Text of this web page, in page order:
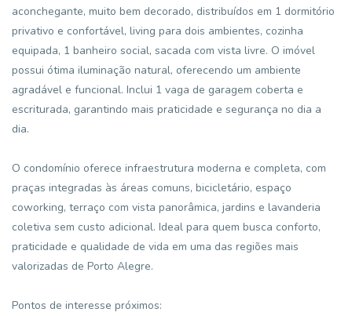
aconchegante, muito bem decorado, distribuídos em 1 dormitório
privativo e confortável, living para dois ambientes, cozinha
equipada, 1 banheiro social, sacada com vista livre. O imóvel
possui ótima iluminação natural, oferecendo um ambiente
agradável e funcional. Inclui 1 vaga de garagem coberta e
escriturada, garantindo mais praticidade e segurança no dia a
dia.
O condomínio oferece infraestrutura moderna e completa, com
praças integradas às áreas comuns, bicicletário, espaço
coworking, terraço com vista panorâmica, jardins e lavanderia
coletiva sem custo adicional. Ideal para quem busca conforto,
praticidade e qualidade de vida em uma das regiões mais
valorizadas de Porto Alegre.
Pontos de interesse próximos: